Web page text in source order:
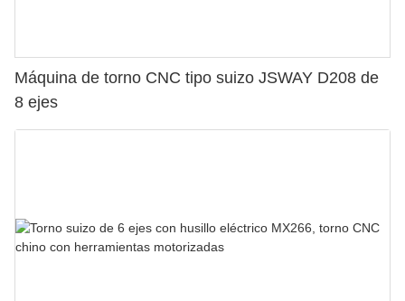
Máquina de torno CNC tipo suizo JSWAY D208 de
8 ejes